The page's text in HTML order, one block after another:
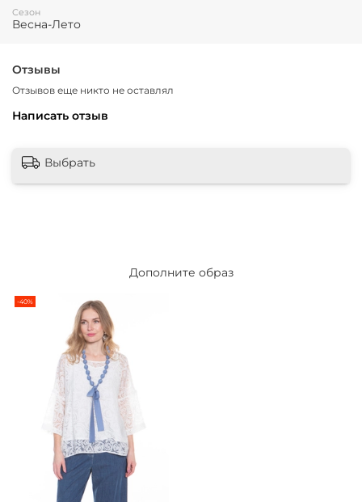
Сезон
Весна-Лето
Отзывы
Отзывов еще никто не оставлял
Написать отзыв
Выбрать
Дополните образ
-40%